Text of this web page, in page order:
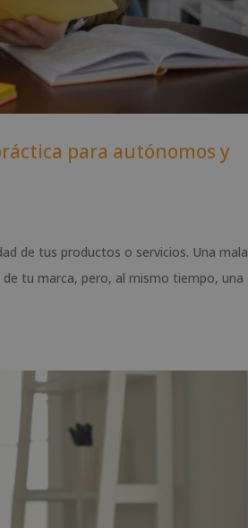
para autónomos y
de tus productos o servicios. Una mala
tu marca, pero, al mismo tiempo, una